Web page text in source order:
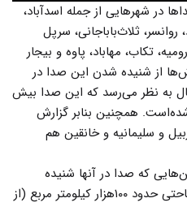
در شهرهایی از جمله اسدآباد،
ثلاث‌باباجانی، سرپل
تکاب، مهاباد، پاوه و بیجار
از شنیده شدن این صدا در
به نظر می‌رسد که این صدا بیش
همچنین بنابر گزارش
و سلیمانیه و خانقین هم
که صدا در آنها شنیده
شده‌است را در نظر بگیریم، در مساحتی حدود ۱۰۰هزار کیلومتر مربع (از